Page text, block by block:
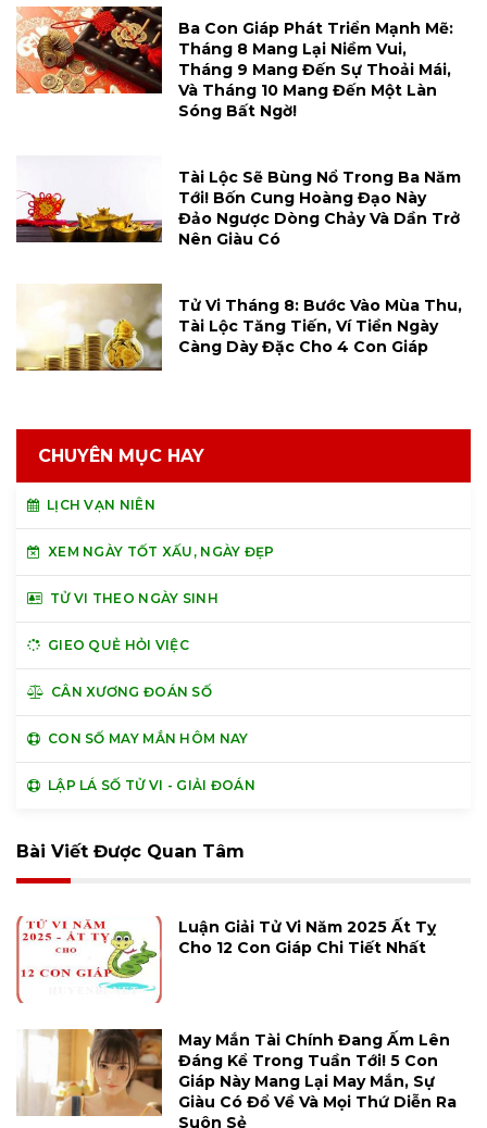
Ba Con Giáp Phát Triển Mạnh Mẽ:
Tháng 8 Mang Lại Niềm Vui,
Tháng 9 Mang Đến Sự Thoải Mái,
Và Tháng 10 Mang Đến Một Làn
Sóng Bất Ngờ!
Tài Lộc Sẽ Bùng Nổ Trong Ba Năm
Tới! Bốn Cung Hoàng Đạo Này
Đảo Ngược Dòng Chảy Và Dần Trở
Nên Giàu Có
Tử Vi Tháng 8: Bước Vào Mùa Thu,
Tài Lộc Tăng Tiến, Ví Tiền Ngày
Càng Dày Đặc Cho 4 Con Giáp
CHUYÊN MỤC HAY
LỊCH VẠN NIÊN
XEM NGÀY TỐT XẤU, NGÀY ĐẸP
TỬ VI THEO NGÀY SINH
GIEO QUẺ HỎI VIỆC
CÂN XƯƠNG ĐOÁN SỐ
CON SỐ MAY MẮN HÔM NAY
LẬP LÁ SỐ TỬ VI - GIẢI ĐOÁN
Bài Viết Được Quan Tâm
Luận Giải Tử Vi Năm 2025 Ất Tỵ
Cho 12 Con Giáp Chi Tiết Nhất
May Mắn Tài Chính Đang Ấm Lên
Đáng Kể Trong Tuần Tới! 5 Con
Giáp Này Mang Lại May Mắn, Sự
Giàu Có Đổ Về Và Mọi Thứ Diễn Ra
Suôn Sẻ